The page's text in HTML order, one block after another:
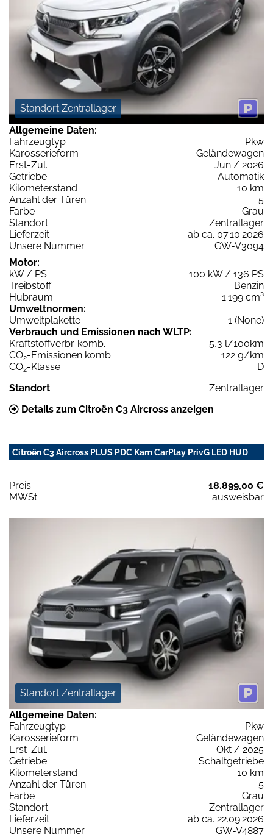
Standort Zentrallager
Allgemeine Daten:
Fahrzeugtyp
Pkw
Karosserieform
Geländewagen
Erst-Zul.
Jun / 2026
Getriebe
Automatik
Kilometerstand
10 km
Anzahl der Türen
5
Farbe
Grau
Standort
Zentrallager
Lieferzeit
ab ca. 07.10.2026
Unsere Nummer
GW-V3094
Motor:
kW / PS
100 kW / 136 PS
Treibstoff
Benzin
Hubraum
1.199 cm³
Umweltnormen:
Umweltplakette
1 (None)
Verbrauch und Emissionen nach WLTP:
Kraftstoffverbr. komb.
5,3 l/100km
CO2-Emissionen komb.
122 g/km
CO2-Klasse
D
Standort
Zentrallager
Details zum Citroën C3 Aircross anzeigen
Citroën C3 Aircross PLUS PDC Kam CarPlay PrivG LED HUD
Preis:
18.899,00 €
MWSt:
ausweisbar
Standort Zentrallager
Allgemeine Daten:
Fahrzeugtyp
Pkw
Karosserieform
Geländewagen
Erst-Zul.
Okt / 2025
Getriebe
Schaltgetriebe
Kilometerstand
10 km
Anzahl der Türen
5
Farbe
Grau
Standort
Zentrallager
Lieferzeit
ab ca. 22.09.2026
Unsere Nummer
GW-V4887